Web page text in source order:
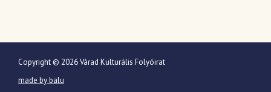
Copyright © 2026 Várad Kulturális Folyóirat
made by balu